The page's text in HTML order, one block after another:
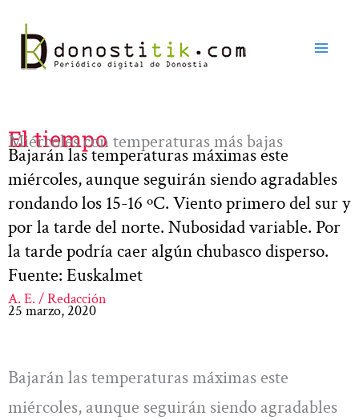
contenido
El tiempo
Miércoles con temperaturas más bajas
Bajarán las temperaturas máximas este
miércoles, aunque seguirán siendo agradables
rondando los 15-16 ºC. Viento primero del sur y
por la tarde del norte. Nubosidad variable. Por
la tarde podría caer algún chubasco disperso.
Fuente: Euskalmet
A. E. / Redacción
25 marzo, 2020
Bajarán las temperaturas máximas este
miércoles, aunque seguirán siendo agradables